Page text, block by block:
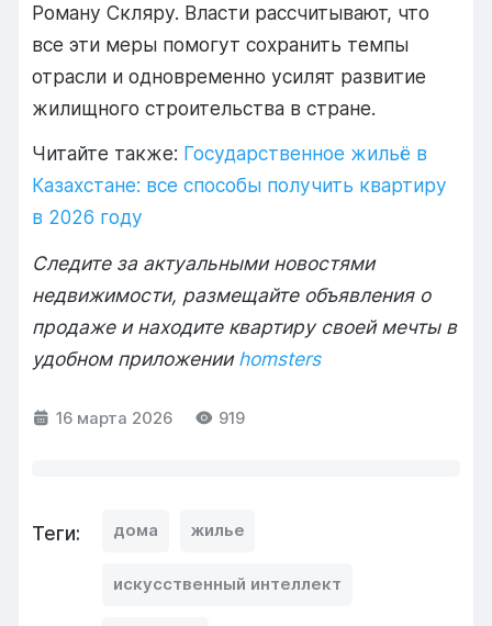
РомануСкляру. Власти рассчитывают, что
всеэти меры помогутсохранить темпы
отрасли иодновременноусилят развитие
жилищногостроительства встране.
Читайте также: Государственное жильё в
Казахстане: все способы получить квартиру
в 2026 году
Следите за актуальными новостями
недвижимости, размещайте объявления о
продаже и находите квартиру своей мечты в
удобном приложении homsters
16 марта 2026 919
Теги: дома жилье
искусственный интеллект